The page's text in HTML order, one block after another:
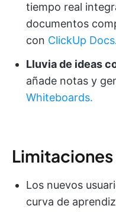
tiempo real
documentos
con ClickUp Docs
Lluvia de ideas
añade notas y
Whiteboards.
Los nuevos
curva de